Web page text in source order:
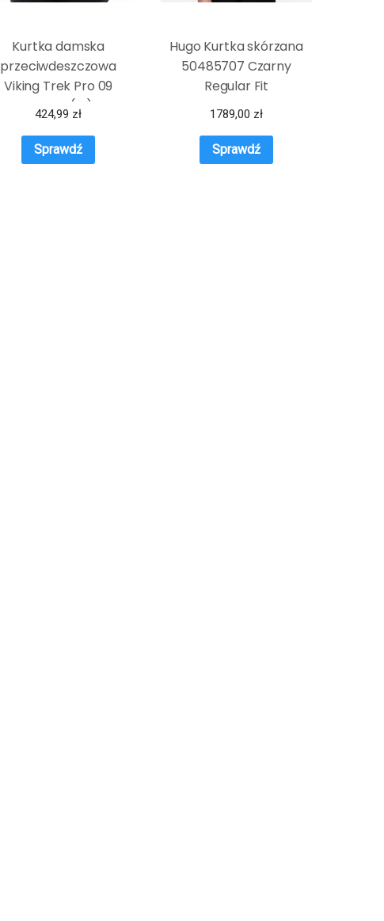
Kurtka damska
przeciwdeszczowa
Viking Trek Pro 09
czarny (M)
424,99 zł
Sprawdź
Hugo Kurtka skórzana
50485707 Czarny
Regular Fit
1789,00 zł
Sprawdź